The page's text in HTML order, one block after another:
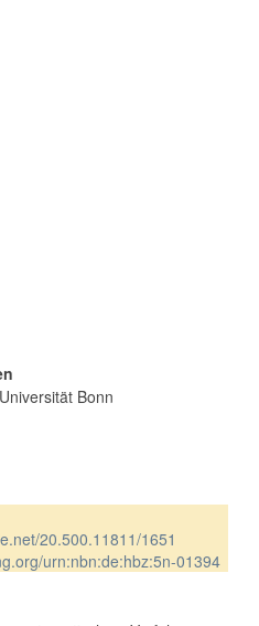
Bonn
20.500.11811/1651
urn:nbn:de:hbz:5n-01394